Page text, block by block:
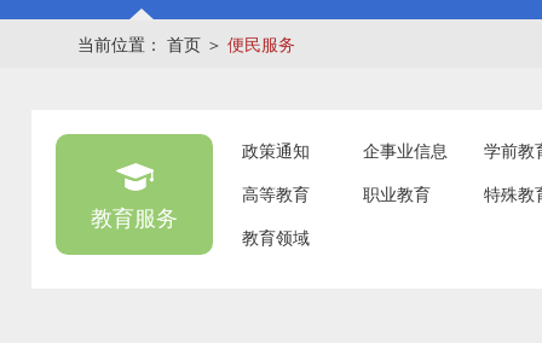
当前位置： 首页 ＞ 便民服务
教育服务
政策通知 企事业信息 学前教
高等教育 职业教育 特殊教
教育领域